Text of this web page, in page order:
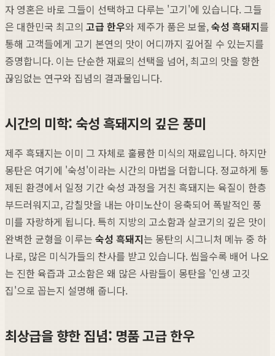
자 영혼은 바로 그들이 선택하고 다루는 '고기'에 있습니다. 그들
은 대한민국 최고의 고급 한우와 제주가 품은 보물,숙성 흑돼지를
통해 고객들에게 고기 본연의 맛이 어디까지 깊어질 수 있는지를
증명합니다. 이는 단순한 재료의 선택을 넘어, 최고의 맛을 향한
끊임없는 연구와 집념의 결과물입니다.
시간의 미학: 숙성 흑돼지의 깊은 풍미
제주 흑돼지는 이미 그 자체로 훌륭한 미식의 재료입니다. 하지만
몽탄은 여기에 '숙성'이라는 시간의 마법을 더합니다. 정교하게 통
제된 환경에서 일정 기간 숙성 과정을 거친 흑돼지는 육질이 한층
부드러워지고, 감칠맛을 내는 아미노산이 응축되어 폭발적인 풍
미를 자랑하게 됩니다. 특히 지방의 고소함과 살코기의 깊은 맛이
완벽한 균형을 이루는 숙성 흑돼지는 몽탄의 시그니처 메뉴 중 하
나로, 많은 미식가들의 찬사를 받고 있습니다. 씹을수록 배어 나오
는 진한 육즙과 고소함은 왜 많은 사람들이 몽탄을 '인생 고깃
집'으로 꼽는지 설명해 줍니다.
최상급을 향한 집념: 명품 고급 한우